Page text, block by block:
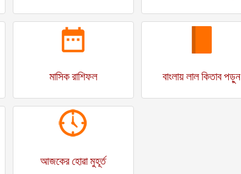
মাসিক রাশিফল বাংলায় লাল কিতাব পড়ুন
আজকের হোৱা মুহূর্ত